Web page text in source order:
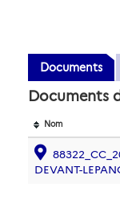
Documents
Documents
Nom
DEVANT-